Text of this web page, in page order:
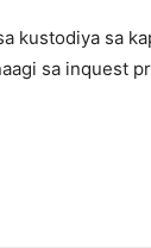
kustodiya sa
sa inquest